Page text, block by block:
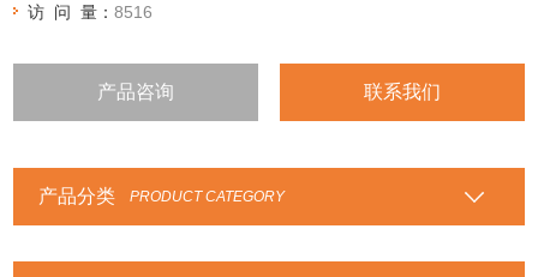
访 问 量：8516
产品咨询 联系我们
产品分类 PRODUCT CATEGORY